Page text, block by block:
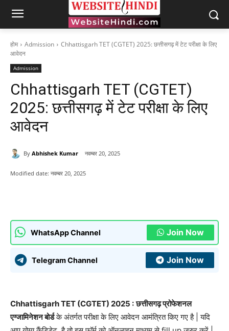
होम Admission
Chhattisgarh TET (CGTET) 2025: छत्तीसगढ़ में टेट परीक्षा के लिए
आवेदन
Admission
Chhattisgarh TET (CGTET)
2025: छत्तीसगढ़ में टेट परीक्षा के लिए
आवेदन
By Abhishek Kumar नवम्बर 20, 2025
Modified date: नवम्बर 20, 2025
WhatsApp Channel Join Now
Telegram Channel Join Now
Chhattisgarh TET (CGTET) 2025 : छत्तीसगढ़ प्रोफेशनल
एग्जामिनेशन बोर्डके अंतर्गत परीक्षा के लिए आवेदन आमंत्रित किए गए है | यदि